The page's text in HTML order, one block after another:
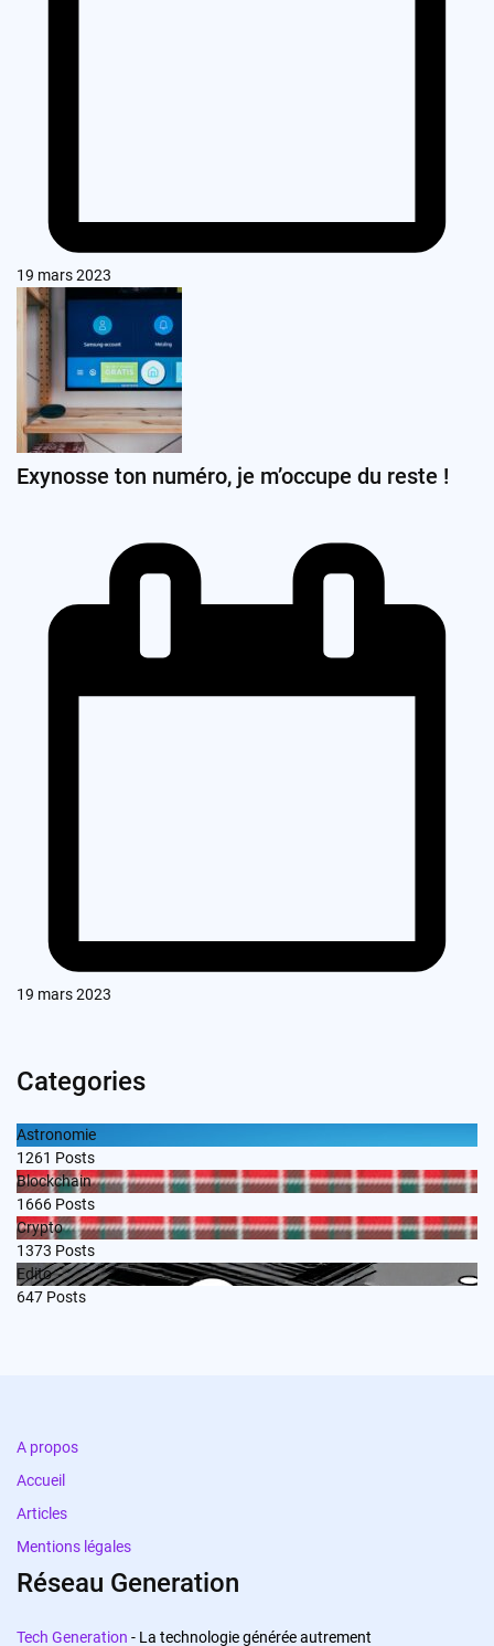
19 mars 2023
Exynosse ton numéro, je m’occupe du reste !
19 mars 2023
Categories
Astronomie
1261 Posts
Blockchain
1666 Posts
Crypto
1373 Posts
Edito
647 Posts
A propos
Accueil
Articles
Mentions légales
Réseau Generation
Tech Generation - La technologie générée autrement